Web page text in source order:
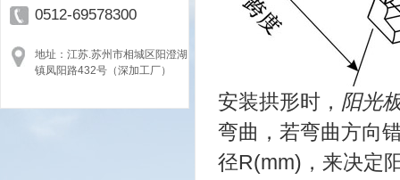
0512-69578300
地址：江苏.苏州市相城区阳澄湖
镇凤阳路432号（深加工厂）
安装拱形时， 阳光
弯曲，若弯曲方向
径R(mm)，来决定